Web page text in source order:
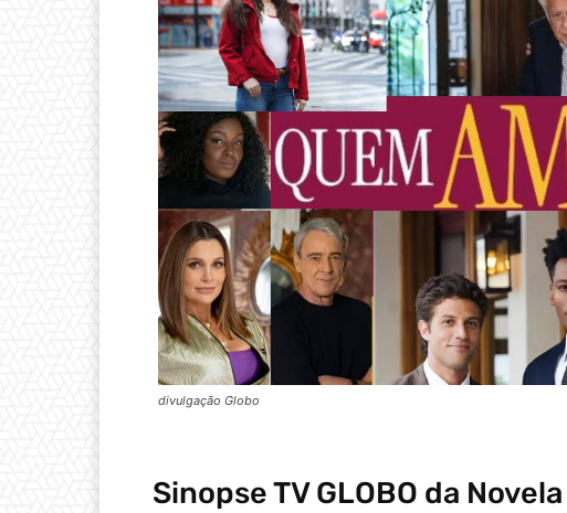
divulgação Globo
SinopseTV GLOBO da